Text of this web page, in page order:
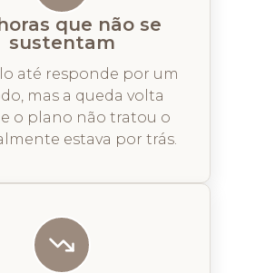
que não se
sustentam
até responde por um
mas a queda volta
o plano não tratou o
estava por trás.